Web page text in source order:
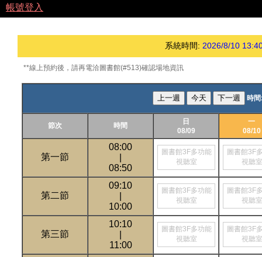
帳號登入
系統時間: 2026/8/10
**線上預約後，請再電洽圖書館(#513)確認場地資訊
上一週 今天 下一週 時
節次 時間
日
08/09
一
08/10
第一節
08:00
08:50
圖書館3F多功能
視聽室
圖書館3F
視聽室
第二節
09:10
10:00
圖書館3F多功能
視聽室
圖書館3F
視聽室
第三節
10:10
11:00
圖書館3F多功能
視聽室
圖書館3F
視聽室